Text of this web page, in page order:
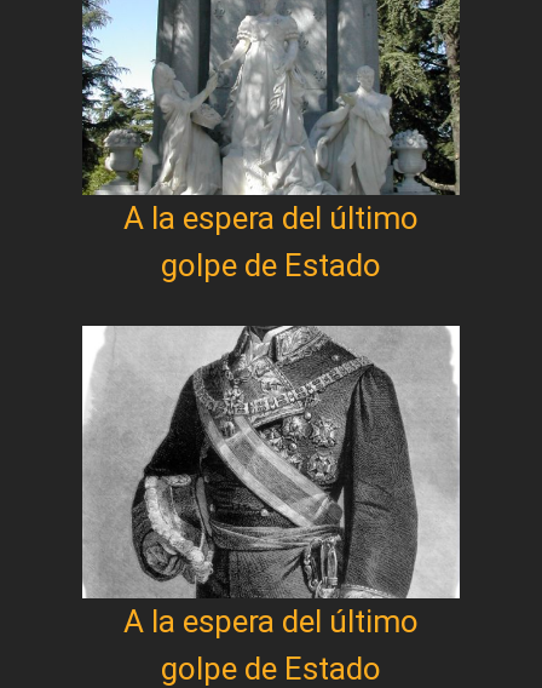
A la espera del último
golpe de Estado
A la espera del último
golpe de Estado